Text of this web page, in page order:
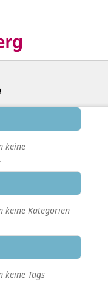
keine
keine Kategorien
keine Tags